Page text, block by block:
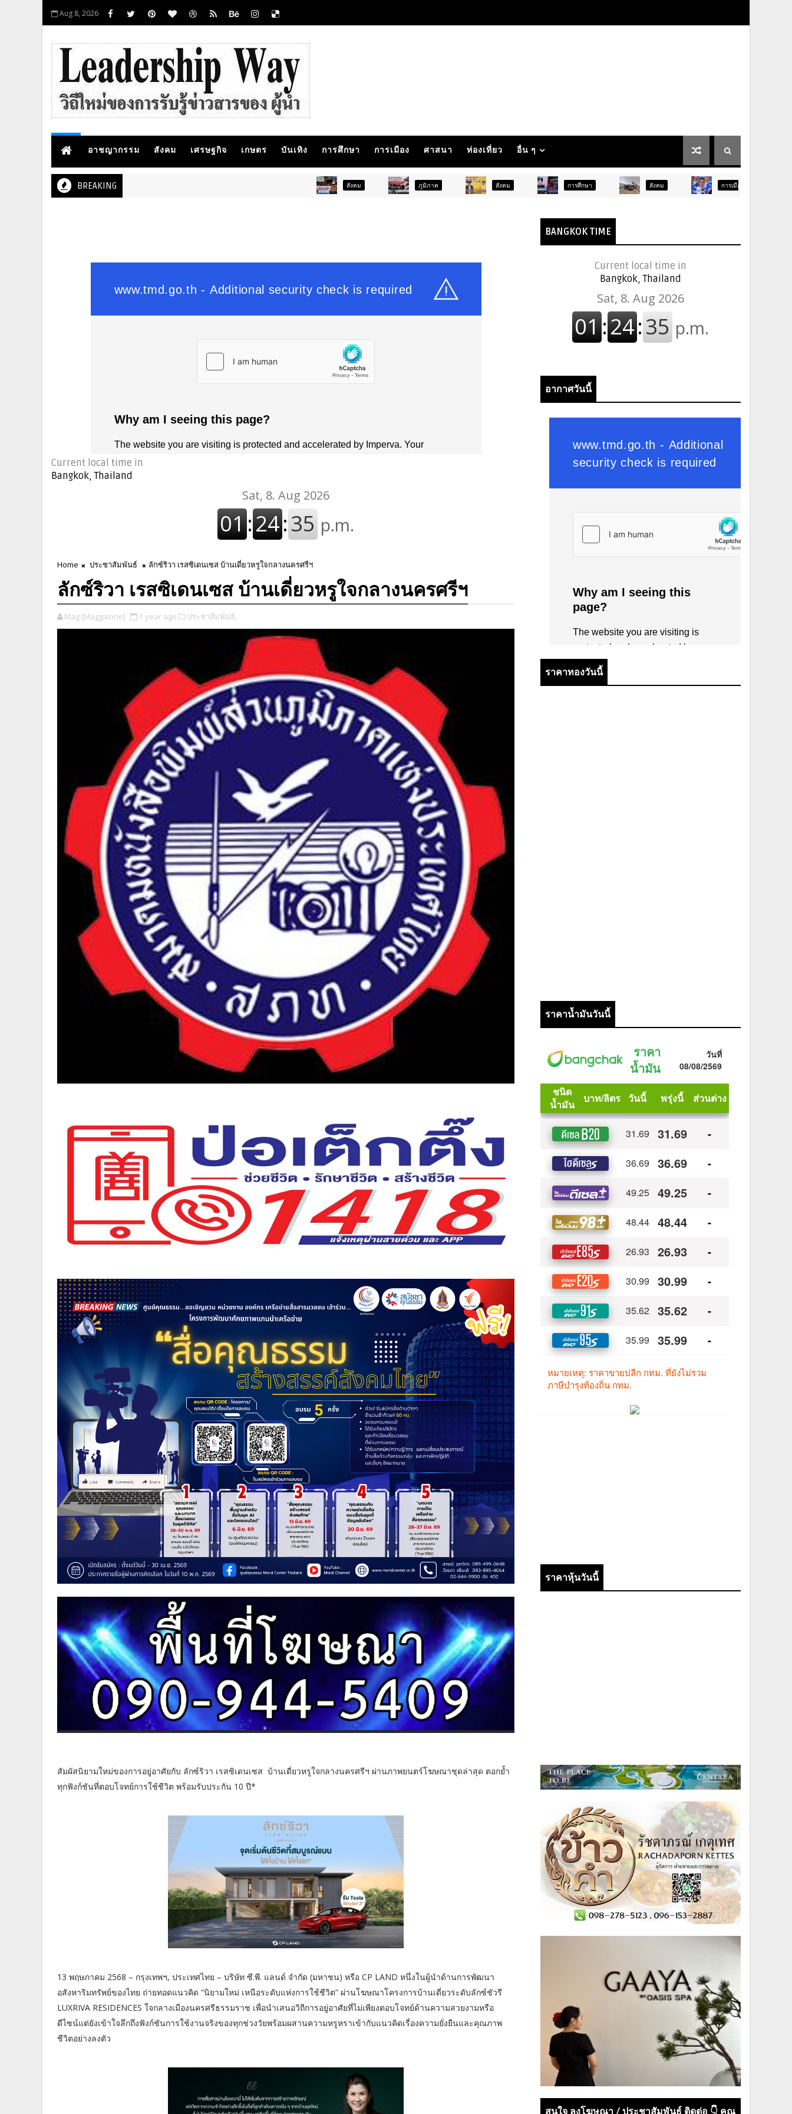
Aug 8, 2026
อาชญากรรม สังคม เศรษฐกิจ เกษตร บันเทิง การศึกษา การเมือง ศาสนา ท่องเที่ยว อื่น ๆ
BREAKING ภูมิภาค การศึกษา การเมือง
Current local time in
Bangkok, Thailand
Home ประชาสัมพันธ์ ลักซ์ริวา เรสซิเดนเซส บ้านเดี่ยวหรูใจกลางนครศรีฯ
ลักซ์ริวา เรสซิเดนเซส บ้านเดี่ยวหรูใจกลางนครศรีฯ
Mag [Maggazine] 1 year ago ประชาสัมพันธ์,
สัมผัสนิยามใหม่ของการอยู่อาศัยกับ ลักซ์ริวา เรสซิเดนเซส บ้านเดี่ยวหรูใจกลางนครศรีฯ ผ่านภาพยนตร์โฆษณาชุดล่าสุด ตอกย้ำ
ทุกฟังก์ชันที่ตอบโจทย์การใช้ชีวิต พร้อมรับประกัน 10 ปี*
13 พฤษภาคม 2568 – กรุงเทพฯ, ประเทศไทย – บริษัท ซี.พี. แลนด์ จำกัด (มหาชน) หรือ CP LAND หนึ่งในผู้นำด้านการพัฒนา
อสังหาริมทรัพย์ของไทย ถ่ายทอดแนวคิด “นิยามใหม่ เหนือระดับแห่งการใช้ชีวิต” ผ่านโฆษณาโครงการบ้านเดี่ยวระดับลักซ์ชัวรี
LUXRIVA RESIDENCES ใจกลางเมืองนครศรีธรรมราช เพื่อนำเสนอวิถีการอยู่อาศัยที่ไม่เพียงตอบโจทย์ด้านความสวยงามหรือ
ดีไซน์แต่ยังเข้าใจลึกถึงฟังก์ชันการใช้งานจริงของทุกช่วงวัยพร้อมผสานความหรูหราเข้ากับแนวคิดเรื่องความยั่งยืนและคุณภาพ
ชีวิตอย่างลงตัว
BANGKOK TIME
Current local time in
Bangkok, Thailand
อากาศวันนี้
ราคาทองวันนี้
ราคาน้ำมันวันนี้
ราคาหุ้นวันนี้
สนใจ ลงโฆษณา / ประชาสัมพันธ์ ติดต่อ 👇 คุณ